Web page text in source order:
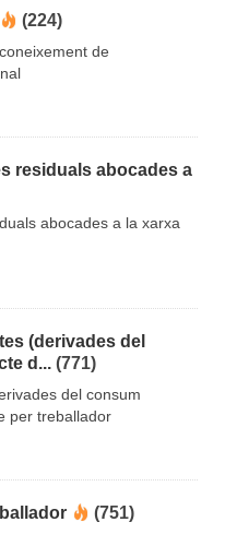
(224)
de
residuals abocades a
abocades a la xarxa
(derivades del
d... (771)
del consum
per treballador
(751)